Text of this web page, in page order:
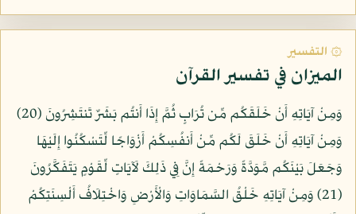
۞ التفسير
الميزان في تفسير القرآن
وَمِنْ آيَاتِهِ أَنْ خَلَقَكُم مِّن تُرَابٍ ثُمَّ إِذَا أَنتُم بَشَرٌ تَنتَشِرُونَ (20)
وَمِنْ آيَاتِهِ أَنْ خَلَقَ لَكُم مِّنْ أَنفُسِكُمْ أَزْوَاجًا لِّتَسْكُنُوا إِلَيْهَا
وَجَعَلَ بَيْنَكُم مَّوَدَّةً وَرَحْمَةً إِنَّ فِي ذَلِكَ لَآيَاتٍ لِّقَوْمٍ يَتَفَكَّرُونَ
(21) وَمِنْ آيَاتِهِ خَلْقُ السَّمَاوَاتِ وَالْأَرْضِ وَاخْتِلَافُ أَلْسِنَتِكُمْ